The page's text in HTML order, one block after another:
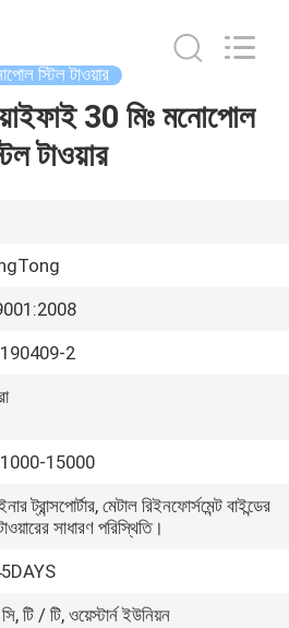
স্টিল টাওয়ার
30 মিঃ মনোপোল
টাওয়ার
2
15000
ট্রান্সপোর্টার, মেটাল রিইনফোর্সমেন্ট বাইন্ডের
সাধারণ পরিস্থিতি।
টি / টি, ওয়েস্টার্ন ইউনিয়ন